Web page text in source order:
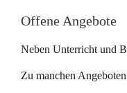
Offene Angebote
Neben Unterricht und
Zu manchen